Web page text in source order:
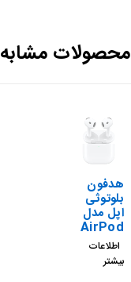
محصولات مشابه
هدفون
بلوتوثی
اپل مدل
AirPod
s 4 ANC
MXP93
ZA/A
اطلاعات
بیشتر